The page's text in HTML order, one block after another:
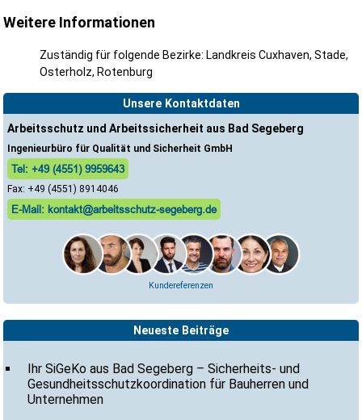
Weitere Informationen
Zuständig für folgende Bezirke: Landkreis Cuxhaven, Stade,
Osterholz, Rotenburg
Unsere Kontaktdaten
Arbeitsschutz und Arbeitssicherheit aus Bad Segeberg
Ingenieurbüro für Qualität und Sicherheit GmbH
Tel: +49 (4551) 9959643
Fax: +49 (4551) 8914046
E-Mail: kontakt@arbeitsschutz-segeberg.de
Kundereferenzen
Neueste Beiträge
Ihr SiGeKo aus Bad Segeberg – Sicherheits- und
Gesundheitsschutzkoordination für Bauherren und
Unternehmen